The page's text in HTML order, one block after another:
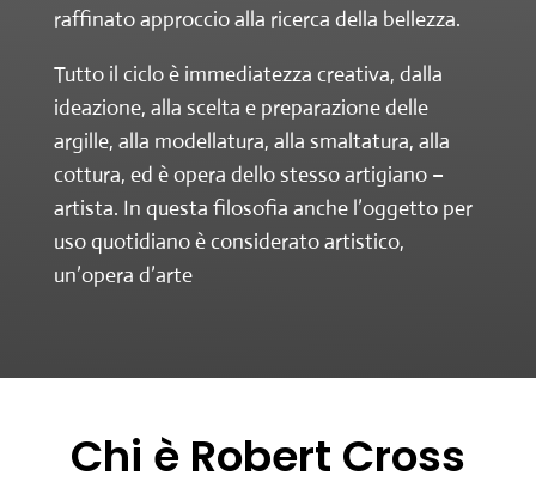
raffinato approccio alla ricerca della bellezza.
Tutto il ciclo è immediatezza creativa, dalla
ideazione, alla scelta e preparazione delle
argille, alla modellatura, alla smaltatura, alla
cottura, ed è opera dello stesso artigiano –
artista. In questa filosofia anche l’oggetto per
uso quotidiano è considerato artistico,
un’opera d’arte
Chi è Robert Cross